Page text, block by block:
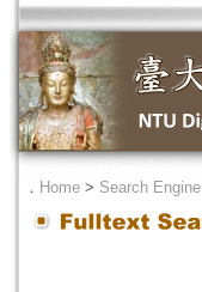
． Home > Search Engine